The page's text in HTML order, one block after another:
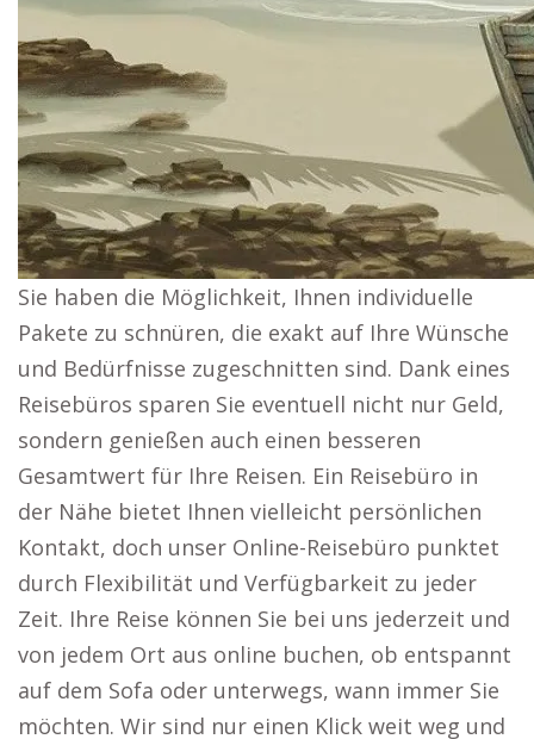
Sie haben die Möglichkeit, Ihnen individuelle
Pakete zu schnüren, die exakt auf Ihre Wünsche
und Bedürfnisse zugeschnitten sind. Dank eines
Reisebüros sparen Sie eventuell nicht nur Geld,
sondern genießen auch einen besseren
Gesamtwert für Ihre Reisen. Ein Reisebüro in
der Nähe bietet Ihnen vielleicht persönlichen
Kontakt, doch unser Online-Reisebüro punktet
durch Flexibilität und Verfügbarkeit zu jeder
Zeit. Ihre Reise können Sie bei uns jederzeit und
von jedem Ort aus online buchen, ob entspannt
auf dem Sofa oder unterwegs, wann immer Sie
möchten. Wir sind nur einen Klick weit weg und